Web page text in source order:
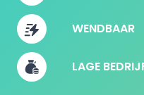
WENDBAAR
LAGE